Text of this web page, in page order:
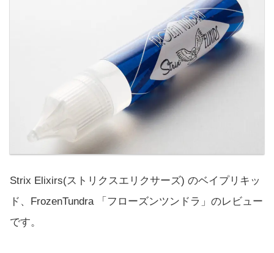
Strix Elixirs(ストリクスエリクサーズ) のベイプリキッ
ド、FrozenTundra 「フローズンツンドラ」のレビュー
です。